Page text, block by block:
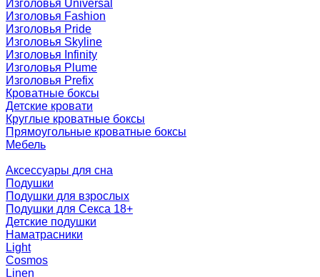
Изголовья Universal
Изголовья Fashion
Изголовья Pride
Изголовья Skyline
Изголовья Infinity
Изголовья Plume
Изголовья Prefix
Кроватные боксы
Детские кровати
Круглые кроватные боксы
Прямоугольные кроватные боксы
Мебель
Аксессуары для сна
Подушки
Подушки для взрослых
Подушки для Секса 18+
Детские подушки
Наматрасники
Light
Cosmos
Linen